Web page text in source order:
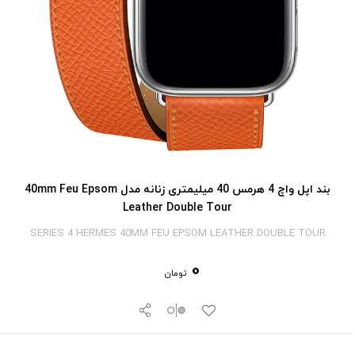
بند اپل واچ 4 هرمس 40 میلیمتری زنانه مدل 40mm Feu Epsom
Leather Double Tour
SERIES 4 HERMES 40MM FEU EPSOM LEATHER DOUBLE TOUR
0 تومان